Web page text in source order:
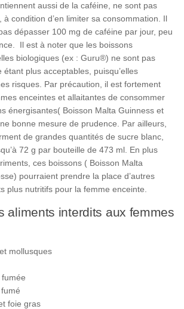
aussi de la caféine, ne sont pas
condition d’en limiter sa consommation. Il
dépasser 100 mg de caféine par jour, peu
Il est à noter que les boissons
biologiques (ex : Guru®) ne sont pas
plus acceptables, puisqu’elles
risques. Par précaution, il est fortement
enceintes et allaitantes de consommer
énergisantes( Boisson Malta Guinness et
bonne mesure de prudence. Par ailleurs,
de grandes quantités de sucre blanc,
72 g par bouteille de 473 ml. En plus
ces boissons ( Boisson Malta
pourraient prendre la place d’autres
plus nutritifs pour la femme enceinte.
aliments interdits aux femmes
mollusques
foie gras